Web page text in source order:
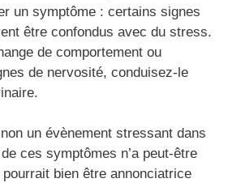
un symptôme : certains signes
être confondus avec du stress.
de comportement ou
de nervosité, conduisez-le
un évènement stressant dans
ces symptômes n’a peut-être
bien être annonciatrice